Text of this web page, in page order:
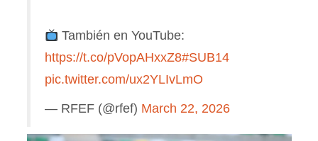
También en YouTube:
https://t.co/pVopAHxxZ8#SUB14
pic.twitter.com/ux2YLIvLmO
— RFEF (@rfef) March 22, 2026